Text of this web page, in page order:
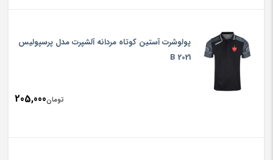
پولوشرت آستین کوتاه مردانه آلشپرت مدل پرسپولیس
2021 B
تومان205,000